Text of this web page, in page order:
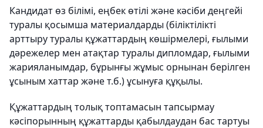
Кандидат өз білімі, еңбек өтілі және кәсіби деңгейі
туралы қосымша материалдарды (біліктілікті
арттыру туралы құжаттардың көшірмелері, ғылыми
дәрежелер мен атақтар туралы дипломдар, ғылыми
жарияланымдар, бұрынғы жұмыс орнынан берілген
ұсыным хаттар және т.б.) ұсынуға құқылы.
Құжаттардың толық топтамасын тапсырмау
кәсіпорынның құжаттарды қабылдаудан бас тартуы